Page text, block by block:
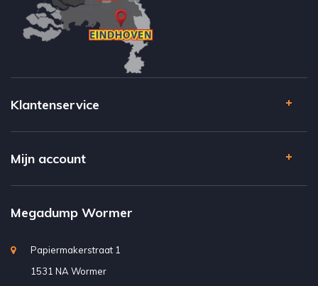
Klantenservice
Mijn account
Megadump Wormer
Papiermakerstraat 1
1531 NA Wormer